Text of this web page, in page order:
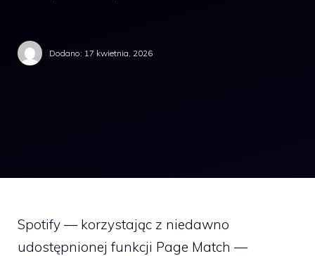
Dodano: 17 kwietnia, 2026
Spotify — korzystając z niedawno
udostępnionej funkcji Page Match —